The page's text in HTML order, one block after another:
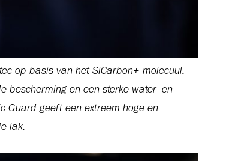
op basis van het SiCarbon+ molecuul.
bescherming en een sterke water- en
Guard geeft een extreem hoge en
lak.